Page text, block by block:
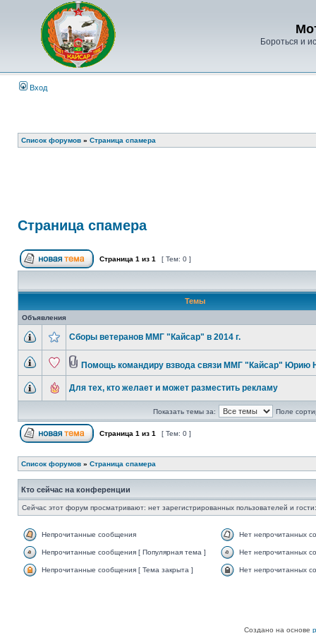
Бороться и
Вход
Список форумов » Страница спамера
Страница спамера
Страница 1 из 1 [ Тем: 0 ]
Темы
Объявления
Сборы ветеранов ММГ "Кайсар" в 2014 г.
Помощь командиру взвода связи ММГ "Кайсар" Юрию
Для тех, кто желает и может разместить рекламу
Показать темы за: Поле
Страница 1 из 1 [ Тем: 0 ]
Список форумов » Страница спамера
Кто сейчас на конференции
Сейчас этот форум просматривают: нет зарегистрированных пользователей и
Непрочитанные сообщения Нет непрочитанных
Непрочитанные сообщения [ Популярная тема ] Нет непрочитанных
Непрочитанные сообщения [ Тема закрыта ] Нет непрочитанных
Создано на основе